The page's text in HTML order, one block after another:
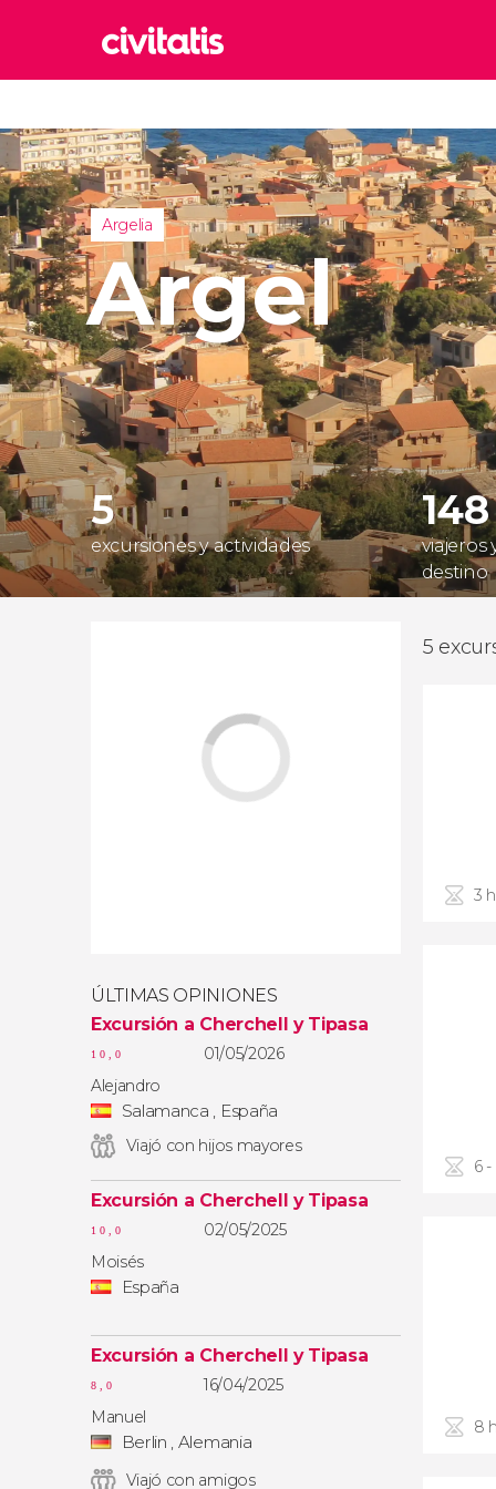
Italia
Reino
Reino
Turquía
Argelia
Argel
5
excursiones y actividades
148
viajeros
destino
ÚLTIMAS OPINIONES
Excursión a Cherchell y Tipasa
10,0
01/05/2026
Alejandro
Salamanca , España
Viajó con hijos mayores
Excursión a Cherchell y Tipasa
10,0
02/05/2025
Moisés
España
Excursión a Cherchell y Tipasa
8,0
16/04/2025
Manuel
Berlin , Alemania
Viajó con amigos
5
3
6
8